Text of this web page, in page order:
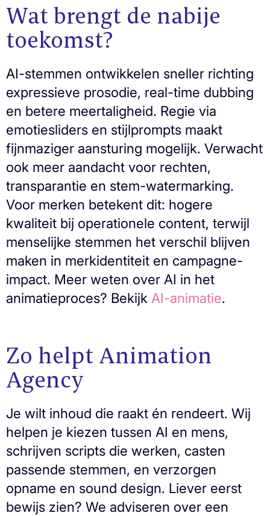
Wat brengt de nabije
toekomst?
AI-stemmen ontwikkelen sneller richting
expressieve prosodie, real-time dubbing
en betere meertaligheid. Regie via
emotiesliders en stijlprompts maakt
fijnmaziger aansturing mogelijk. Verwacht
ook meer aandacht voor rechten,
transparantie en stem-watermarking.
Voor merken betekent dit: hogere
kwaliteit bij operationele content, terwijl
menselijke stemmen het verschil blijven
maken in merkidentiteit en campagne-
impact. Meer weten over AI in het
animatieproces? Bekijk AI-animatie.
Zo helpt Animation
Agency
Je wilt inhoud die raakt én rendeert. Wij
helpen je kiezen tussen AI en mens,
schrijven scripts die werken, casten
passende stemmen, en verzorgen
opname en sound design. Liever eerst
bewijs zien? We adviseren over een